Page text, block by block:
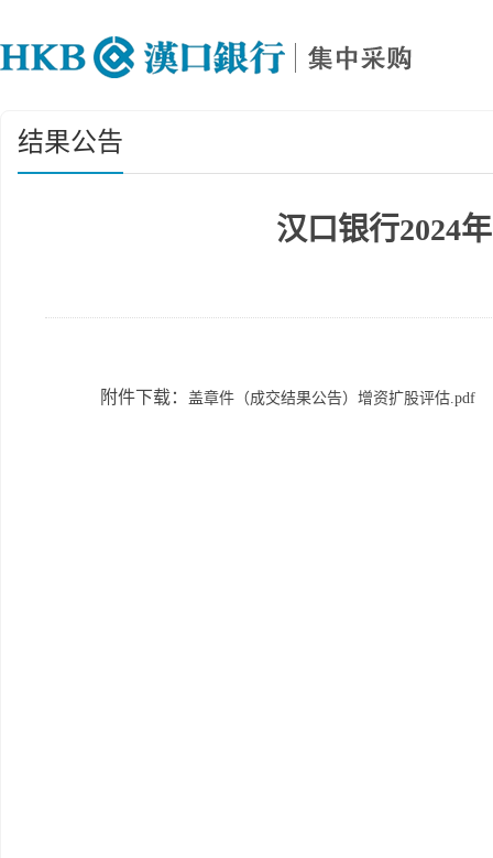
结果公告
汉口银行2024
附件下载： 盖章件（成交结果公告）增资扩股评估.pdf